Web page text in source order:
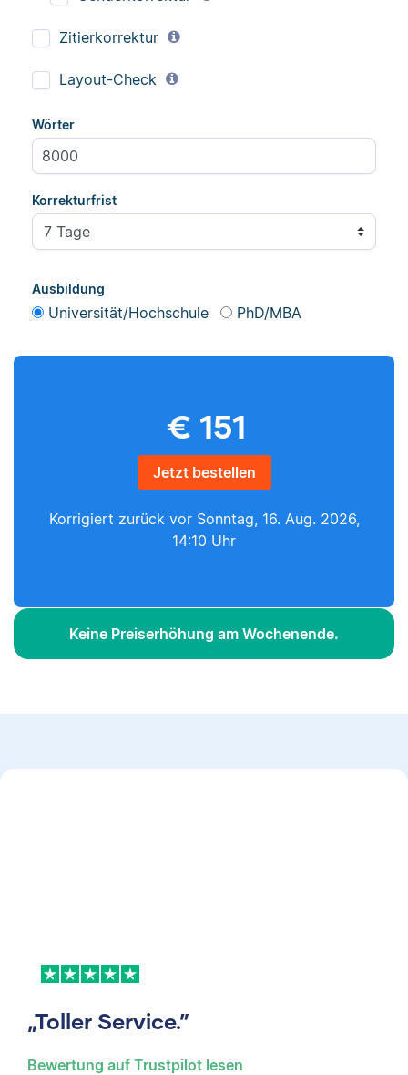
Zitierkorrektur
Layout-Check
Wörter
Korrekturfrist
Ausbildung
Universität/Hochschule PhD/MBA
€ 151
Jetzt bestellen
Korrigiert zurück vor Sonntag, 16. Aug. 2026,
14:10 Uhr
Keine Preiserhöhung am Wochenende.
„Toller Service.”
Bewertung auf Trustpilot lesen